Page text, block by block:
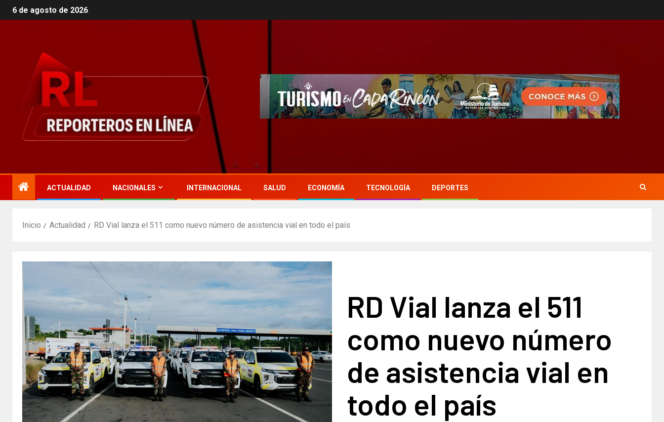
6 de agosto de 2026
ACTUALIDAD NACIONALES INTERNACIONAL SALUD ECONOMÍA TECNOLOGÍA DEPORTES
Inicio Actualidad RD Vial lanza el 511 como nuevo número de asistencia vial en todo el país
RD Vial lanza el 511
como nuevo número
de asistencia vial en
todo el país